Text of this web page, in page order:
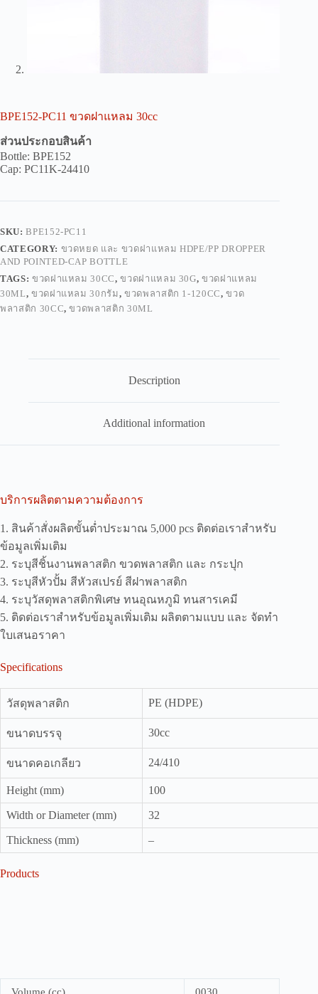
BPE152-PC11 ขวดฝาแหลม 30cc
ส่วนประกอบสินค้า
Bottle: BPE152
Cap: PC11K-24410
SKU:BPE152-PC11
CATEGORY: ขวดหยด และ ขวดฝาแหลม HDPE/PP DROPPER
AND POINTED-CAP BOTTLE
TAGS: ขวดฝาแหลม 30CC,ขวดฝาแหลม 30G,ขวดฝาแหลม
30ML, ขวดฝาแหลม 30กรัม, ขวดพลาสติก 1-120CC,ขวด
พลาสติก 30CC,ขวดพลาสติก 30ML
Description
Additional information
บริการผลิตตามความต้องการ
1. สินค้าสั่งผลิตขั้นต่ำประมาณ 5,000 pcs ติดต่อเราสำหรับ
ข้อมูลเพิ่มเติม
2. ระบุสีชิ้นงานพลาสติก ขวดพลาสติก และ กระปุก
3. ระบุสีหัวปั้ม สีหัวสเปรย์ สีฝาพลาสติก
4. ระบุวัสดุพลาสติกพิเศษ ทนอุณหภูมิ ทนสารเคมี
5. ติดต่อเราสำหรับข้อมูลเพิ่มเติม ผลิตตามแบบ และ จัดทำ
ใบเสนอราคา
Specifications
วัสดุพลาสติก PE (HDPE)
ขนาดบรรจุ 30cc
ขนาดคอเกลียว 24/410
Height (mm) 100
Width or Diameter (mm) 32
Thickness (mm) –
Products